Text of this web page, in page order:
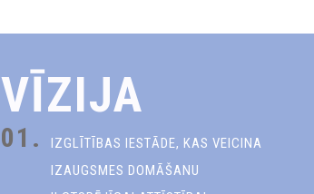
VĪZIJA
01.
IZGLĪTĪBAS IESTĀDE, KAS VEICINA
IZAUGSMES DOMĀŠANU